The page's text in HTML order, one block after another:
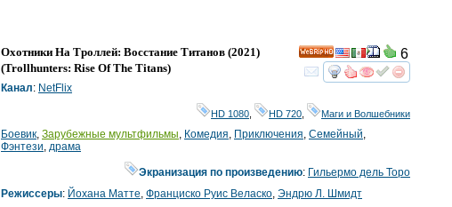
смотретьинтересует
6
Охотники На Троллей: Восстание Титанов (2021)
(Trollhunters: Rise Of The Titans)
Канал: NetFlix
HD 1080 HD 720 Маги и Волшебники
Боевик Зарубежные мультфильмы Комедия Приключения Семейный
Фэнтези драма
Экранизация по произведению: Гильермо дель Торо
Режиссеры: Йохана Матте Франциско Руис Веласко Эндрю Л. Шмидт